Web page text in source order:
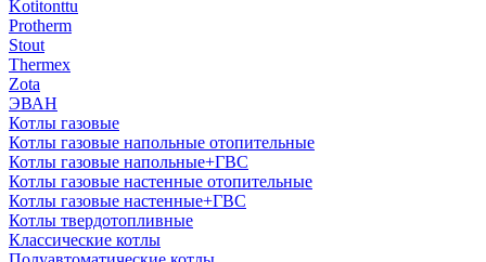
Kotitonttu
Protherm
Stout
Thermex
Zota
ЭВАН
Котлы газовые
Котлы газовые напольные отопительные
Котлы газовые напольные+ГВС
Котлы газовые настенные отопительные
Котлы газовые настенные+ГВС
Котлы твердотопливные
Классические котлы